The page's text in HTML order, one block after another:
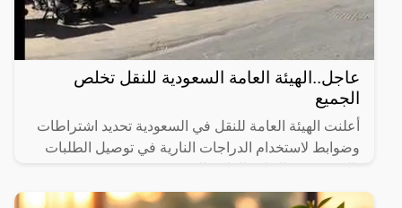
عاجل..الهيئة العامة السعودية للنقل تخلص
الجميع
أعلنت الهيئة العامة للنقل في السعودية تحديد اشتراطات
وضوابط لاستخدام الدراجات النارية في توصيل الطلبات